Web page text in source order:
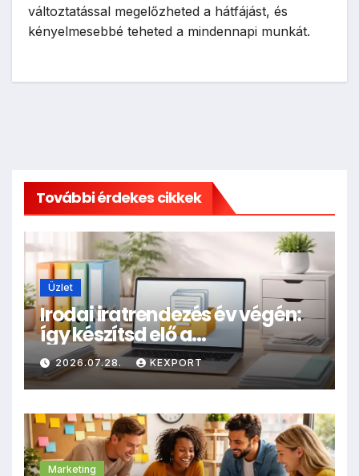
változtatással megelőzheted a hátfájást, és
kényelmesebbé teheted a mindennapi munkát.
További érdekes cikkek
Üzlet
Irodai iratrendezés év végén:
így készítsd elő a
dokumentumokat
archiválásra
2026.07.28. KEXPORT
Marketing